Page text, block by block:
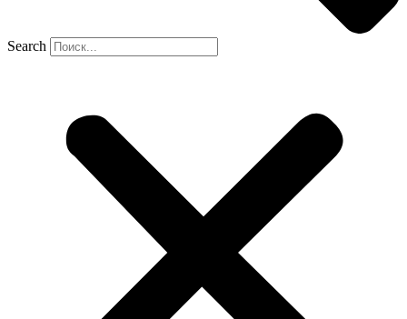
Search